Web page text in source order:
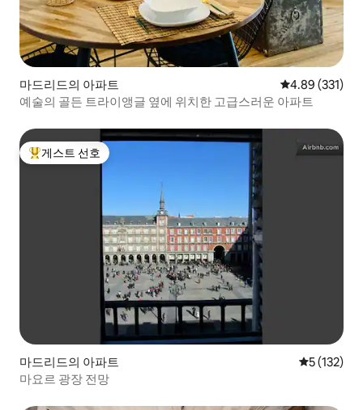
마드리드의 아파트 평점 4.89점(5
4.89 (331)
예술의 골든 트라이앵글 옆에 위치한 고급스러운 아파트
상위 게스트 선호
게스트 선호
마드리드의 아파트 평점 5점(5
5 (132)
마요르 광장 전망